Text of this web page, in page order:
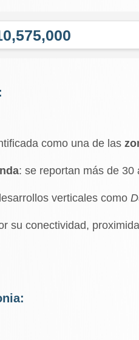
como una de las
: se reportan más de
verticales como
su conectividad,